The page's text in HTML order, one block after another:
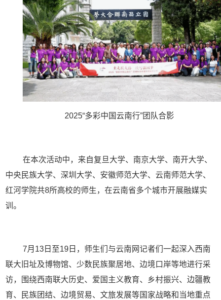
2025“多彩中国云南行”团队合影
在本次活动中，来自复旦大学、南京大学、南开大学、
中央民族大学、深圳大学、安徽师范大学、云南师范大学、
红河学院共8所高校的师生，在云南省多个城市开展融媒实
训。
7月13日至19日，师生们与云南网记者们一起深入西南
联大旧址及博物馆、少数民族聚居地、边境口岸等地进行采
访，围绕西南联大历史、爱国主义教育、乡村振兴、边疆教
育、民族团结、边境贸易、文旅发展等国家战略和当地重点